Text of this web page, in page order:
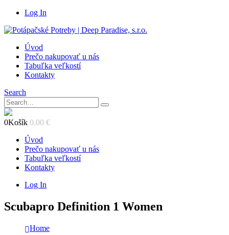
Log In
Úvod
Prečo nakupovať u nás
Tabuľka veľkostí
Kontakty
Search
0Košík 0.00 €
Úvod
Prečo nakupovať u nás
Tabuľka veľkostí
Kontakty
Log In
Scubapro Definition 1 Women
Home